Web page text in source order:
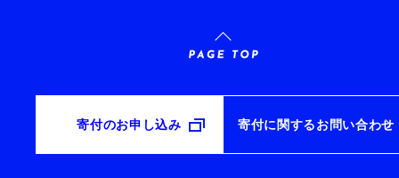
寄付のお申し込み 寄付に関するお問い合わせ